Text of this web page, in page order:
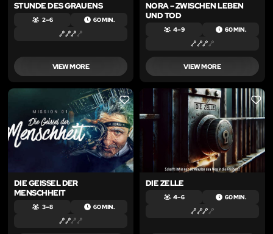
STUNDE DES GRAUENS
2 – 6 60 MIN.
VIEW MORE
NORA – ZWISCHEN LEBEN
UND TOD
4 – 9 60 MIN.
VIEW MORE
LIKE
DIE GEISSEL DER
MENSCHHEIT
3 – 8 60 MIN.
LIKE
DIE ZELLE
4 – 6 60 MIN.